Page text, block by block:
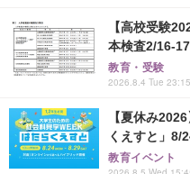
【高校受験
本検査2/16-17
教育・受験
2026.8.4 Tue 23:15
【夏休み
くえすと」8/
教育イベント